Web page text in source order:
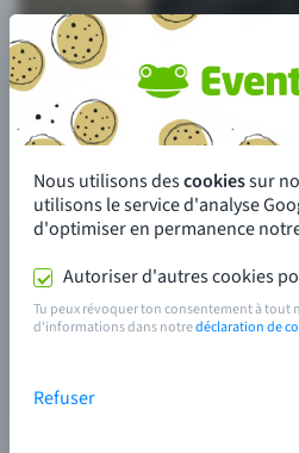
Nous utilisons descookiessur
utilisons le service d'analyse
d'optimiser en permanence
Autoriser d'autres cookies
Tu peux révoquer ton consentement à tout
d'informations dans notredéclaration de
Refuser